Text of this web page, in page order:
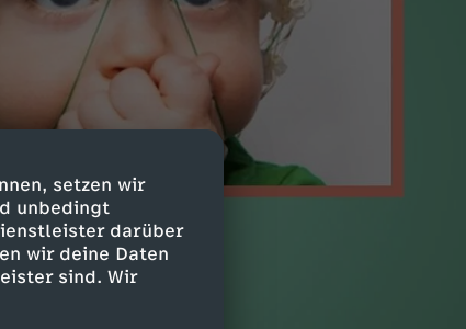
setzen wir
unbedingt
darüber
wir deine Daten
sind. Wir